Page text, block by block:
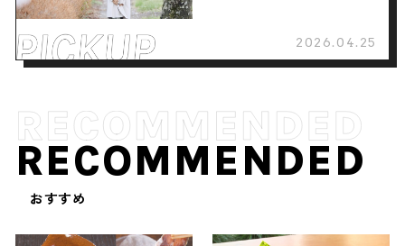
2026.04.25
RECOMMENDED
おすすめ